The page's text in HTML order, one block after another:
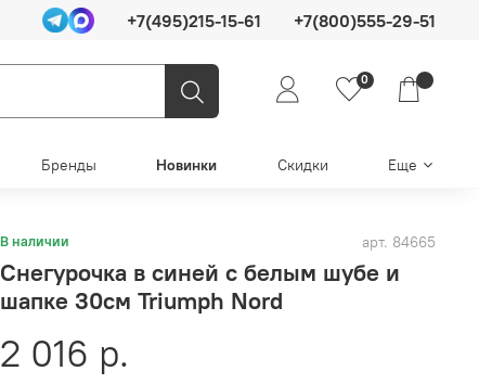
+7(495)215-15-61 +7(800)555-29-51
0
Бренды Новинки Скидки Еще
В наличии арт. 84665
Снегурочка в синей с белым шубе и
шапке 30см Triumph Nord
2 016 р.